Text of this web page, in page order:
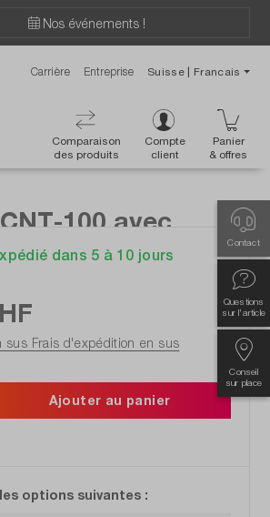
Nos événements !
Carrière Entreprise Suisse | Francais
Comparaison
des produits
Compte
client
Panier
& offres
Contact
Questions
sur l'article
Conseil
sur place
100 avec
dans 5 à 10 jours
sus Frais d'expédition en sus
Ajouter au panier
options suivantes :